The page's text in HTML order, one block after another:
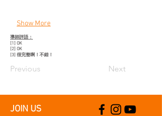
Show More
導師評語：​
[1] OK
[2] OK
[3] 很完整啊！不錯！
Previous Next
JOIN US